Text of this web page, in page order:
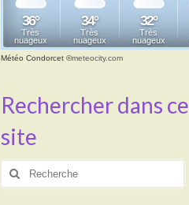
Météo Condorcet©meteocity.com
Rechercher dans ce
site
Rechercher